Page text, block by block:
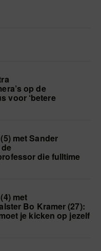
op de
voor ‘betere
met Sander
die fulltime
met
Bo Kramer (27):
je kicken op jezelf